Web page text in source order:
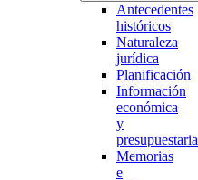
Antecedentes
históricos
Naturaleza
jurídica
Planificación
Información
económica
y
presupuestaria
Memorias
e